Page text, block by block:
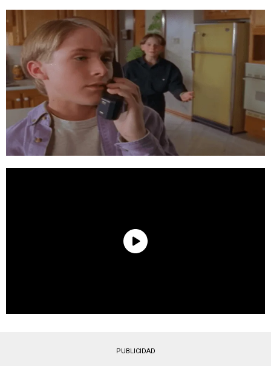
PUBLICIDAD